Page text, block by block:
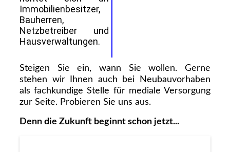
Immobilienbesitzer,
Bauherren,
Netzbetreiber und
Hausverwaltungen.
Steigen Sie ein, wann Sie wollen. Gerne
stehen wir Ihnen auch bei Neubauvorhaben
als fachkundige Stelle für mediale Versorgung
zur Seite. Probieren Sie uns aus.
Denn die Zukunft beginnt schon jetzt...